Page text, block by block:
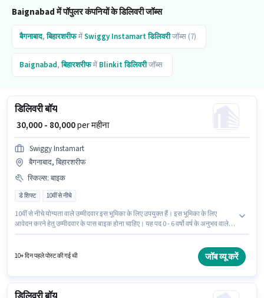
Baignabad में पॉपुलर कंपनियों के डिलिवरी जॉब्स
बैगनाबाद,बिहारशरीफमेंSwiggy Instamartडिलिवरीजॉब्स (7)
Baignabad,बिहारशरीफमें Blinkitडिलिवरीजॉब्स
डिलिवरी बॉय
₹ 30,000 - 80,000per महीना
Swiggy Instamart
बैगनाबाद, बिहारशरीफ
स्किल्स: बाइक
डे शिफ्ट 10वीं से नीचे
10वीं से नीचे योग्यता वाले उम्मीदवार इस भूमिका के लिए उपयुक्त हैं। इस भूमिका के लिए
आवेदन करने हेतु उम्मीदवार के पास बाइक होना चाहिए। यह पद 0 - 6 वर्षो वर्ष के अनुभव वाले के
working प्रति सप्ताह है। आवेदक को अंग्रेजी में धाराप्रवाह होना चाहिए।
10+ दिन पहले पोस्ट की गई थी जॉब व्यू करें